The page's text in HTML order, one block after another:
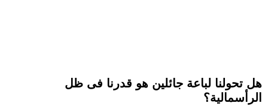
هل تحولنا لباعة جائلين هو قدرنا فى ظل
الرأسمالية؟